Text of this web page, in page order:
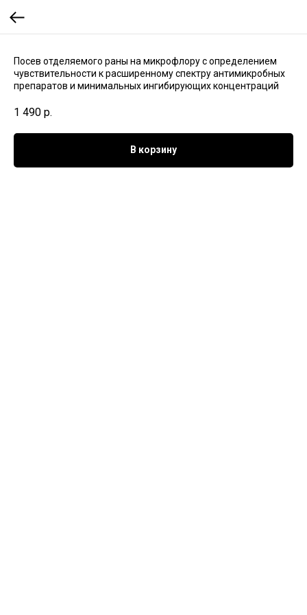
Посев отделяемого раны на микрофлору с определением
чувствительности к расширенному спектру антимикробных
препаратов и минимальных ингибирующих концентраций
1 490 р.
В корзину